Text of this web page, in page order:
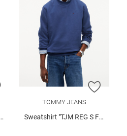
ZUR WUNSCHLISTE HINZUFÜGEN
ZUR
TOMMY JEANS
Sweatshirt "TJM REG S FLAG CREW EXT"